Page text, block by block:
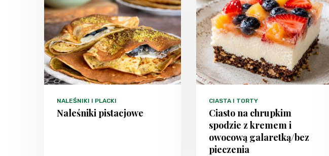
NALEŚNIKI I PLACKI
Naleśniki pistacjowe
CIASTA I TORTY
Ciasto na chrupkim
spodzie z kremem i
owocową galaretką/bez
pieczenia